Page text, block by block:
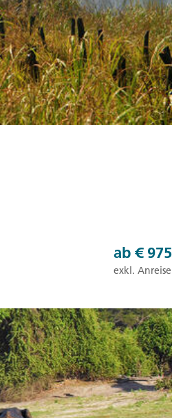
ab € 975
exkl. Anreise